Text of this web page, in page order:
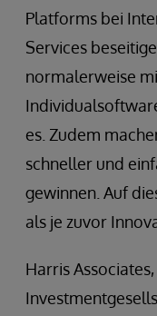
Platforms bei
Services
normalerweise
es. Zudem
schneller und
gewinnen. Auf
als je zuvor
Harris